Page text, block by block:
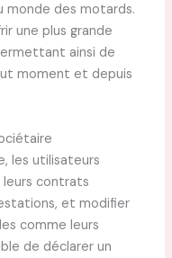
monde des motards.
une plus grande
ainsi de
moment et depuis
les utilisateurs
leurs contrats
et modifier
comme leurs
de déclarer un